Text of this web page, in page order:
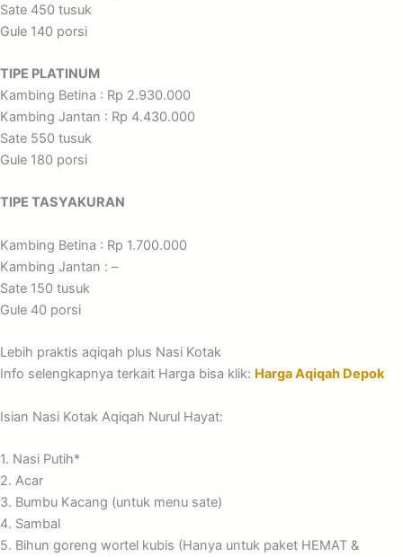
Sate 450 tusuk
Gule 140 porsi
TIPE PLATINUM
Kambing Betina : Rp 2.930.000
Kambing Jantan : Rp 4.430.000
Sate 550 tusuk
Gule 180 porsi
TIPE TASYAKURAN
Kambing Betina : Rp 1.700.000
Kambing Jantan : –
Sate 150 tusuk
Gule 40 porsi
Lebih praktis aqiqah plus Nasi Kotak
Info selengkapnya terkait Harga bisa klik: Harga Aqiqah Depok
Isian Nasi Kotak Aqiqah Nurul Hayat:
1. Nasi Putih*
2. Acar
3. Bumbu Kacang (untuk menu sate)
4. Sambal
5. Bihun goreng wortel kubis (Hanya untuk paket HEMAT &